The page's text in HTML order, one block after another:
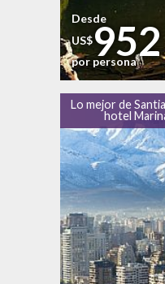
Desde
US$952
por persona
Lo mejor de
hotel